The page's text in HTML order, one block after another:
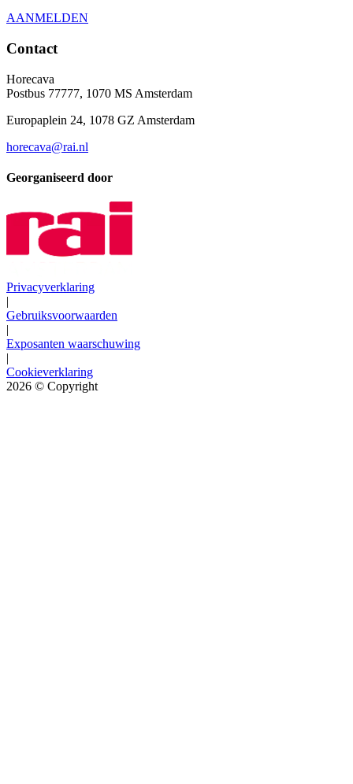
AANMELDEN
Contact
Horecava
Postbus 77777, 1070 MS Amsterdam
Europaplein 24, 1078 GZ Amsterdam
horecava@rai.nl
Georganiseerd door
Privacyverklaring
|
Gebruiksvoorwaarden
|
Exposanten waarschuwing
|
Cookieverklaring
2026 © Copyright